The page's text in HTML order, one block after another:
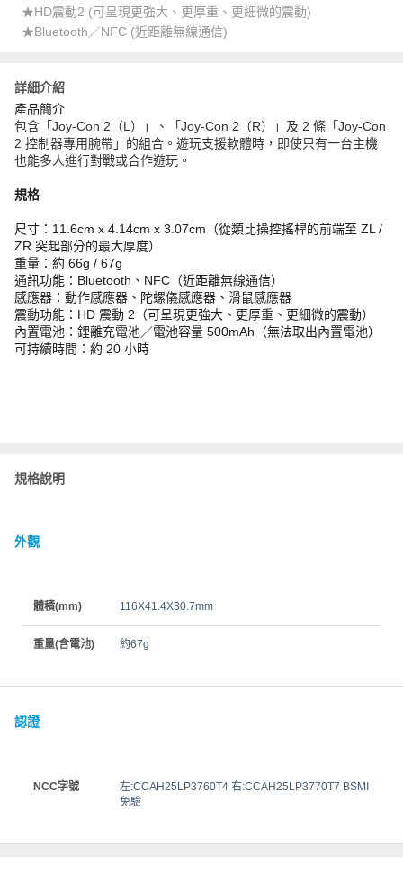
★HD震動2 (可呈現更強大、更厚重、更細微的震動)
★Bluetooth／NFC (近距離無線通信)
詳細介紹
產品簡介
包含「Joy-Con 2（L）」、「Joy-Con 2（R）」及 2 條「Joy-Con
2 控制器專用腕帶」的組合。遊玩支援軟體時，即使只有一台主機
也能多人進行對戰或合作遊玩。
規格
尺寸：11.6cm x 4.14cm x 3.07cm（從類比操控搖桿的前端至 ZL /
ZR 突起部分的最大厚度）
重量：約 66g / 67g
通訊功能：Bluetooth、NFC（近距離無線通信）
感應器：動作感應器、陀螺儀感應器、滑鼠感應器
震動功能：HD 震動 2（可呈現更強大、更厚重、更細微的震動）
內置電池：鋰離充電池／電池容量 500mAh（無法取出內置電池）
可持續時間：約 20 小時
規格說明
外觀
體積(mm) 116X41.4X30.7mm
重量(含電池) 約67g
認證
NCC字號
左:CCAH25LP3760T4 右:CCAH25LP3770T7 BSMI
免驗